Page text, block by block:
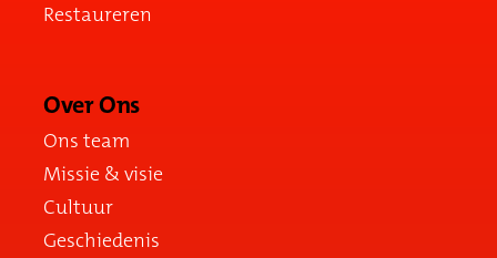
Restaureren
Over Ons
Ons team
Missie & visie
Cultuur
Geschiedenis